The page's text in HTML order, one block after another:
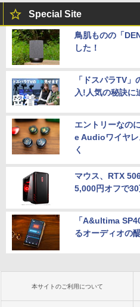
入特典付
D:
-30900
コレクシ
Special Site
鳥肌ものの「
した！
「ドスパラTV
入!人気の秘訣に
エントリーなの
e Audioワイヤレ
く
マウス、RTX
5,000円オフで30
「A&ultima
るオーディオの
本サイトのご利用について